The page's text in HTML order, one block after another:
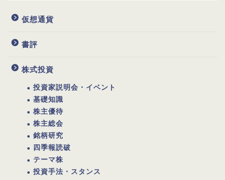
仮想通貨
書評
株式投資
投資家説明会・イベント
基礎知識
株主優待
株主総会
銘柄研究
四季報読破
テーマ株
投資手法・スタンス